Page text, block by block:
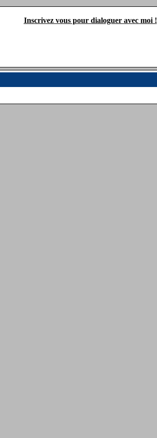
Inscrivez vous pour dialoguer avec moi !